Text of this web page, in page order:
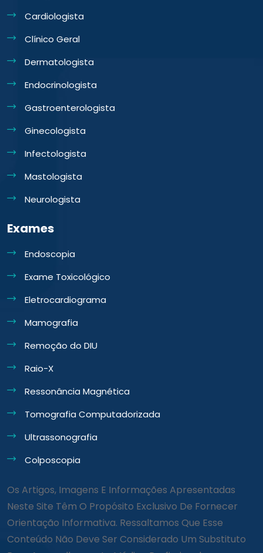
Cardiologista
Clínico Geral
Dermatologista
Endocrinologista
Gastroenterologista
Ginecologista
Infectologista
Mastologista
Neurologista
Exames
Endoscopia
Exame Toxicológico
Eletrocardiograma
Mamografia
Remoção do DIU
Raio-X
Ressonância Magnética
Tomografia Computadorizada
Ultrassonografia
Colposcopia
Os Artigos, Imagens E Informações Apresentadas
Neste Site Têm O Propósito Exclusivo De Fornecer
Orientação Informativa. Ressaltamos Que Esse
Conteúdo Não Deve Ser Considerado Um Substituto